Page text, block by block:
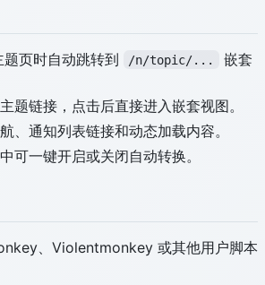
题页时自动跳转到 /n/topic/...
嵌套
题链接，点击后直接进入嵌套视图。
、通知列表链接和动态加载内容。
可一键开启或关闭自动转换。
、Violentmonkey 或其他用户脚本